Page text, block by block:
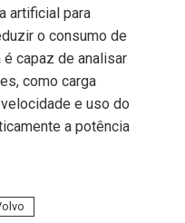
artificial para
o consumo de
capaz de analisar
como carga
e uso do
a potência